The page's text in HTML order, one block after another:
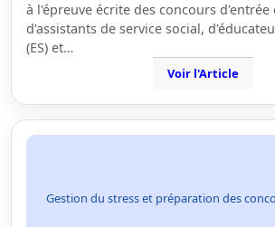
à l'épreuve écrite des concours d'entrée
d'assistants de service social,
(ES) et…
Voir l'Article
Gestion du stress et préparation des